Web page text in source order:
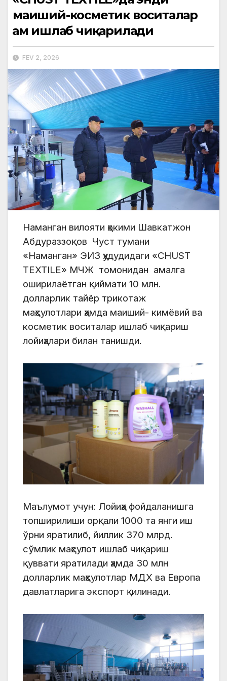
маиший-косметик воситалар
ҳам ишлаб чиқарилади
FEV 2, 2026
Наманган вилояти ҳокими Шавкатжон
Абдураззоқов Чуст тумани
«Наманган» ЭИЗ ҳудудидаги «СHUST
TEXTILE» МЧЖ томонидан амалга
оширилаётган қиймати 10 млн.
долларлик тайёр трикотаж
маҳсулотлари ҳамда маиший- кимёвий ва
косметик воситалар ишлаб чиқариш
лойиҳалари билан танишди.
Маълумот учун: Лойиҳа фойдаланишга
топширилиши орқали 1000 та янги иш
ўрни яратилиб, йиллик 370 млрд.
сўмлик маҳсулот ишлаб чиқариш
қуввати яратилади ҳамда 30 млн
долларлик маҳсулотлар МДХ ва Европа
давлатларига экспорт қилинади.